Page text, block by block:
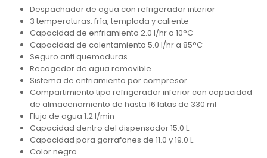
Despachador de agua con refrigerador interior
3 temperaturas: fría, templada y caliente
Capacidad de enfriamiento 2.0 l/hr a 10°C
Capacidad de calentamiento 5.0 l/hr a 85°C
Seguro anti quemaduras
Recogedor de agua removible
Sistema de enfriamiento por compresor
Compartimiento tipo refrigerador inferior con capacidad
de almacenamiento de hasta 16 latas de 330 ml
Flujo de agua 1.2 l/min
Capacidad dentro del dispensador 15.0 L
Capacidad para garrafones de 11.0 y 19.0 L
Color negro